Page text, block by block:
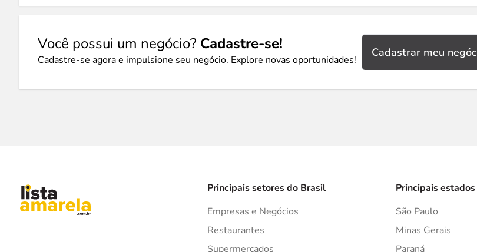
Você possui um negócio? Cadastre-se!
Cadastre-se agora e impulsione seu negócio. Explore novas oportunidades!
Cadastrar meu
Principais setores do Brasil
Empresas e Negócios
Restaurantes
Supermercados
Principais
São Paulo
Minas Gerais
Paraná